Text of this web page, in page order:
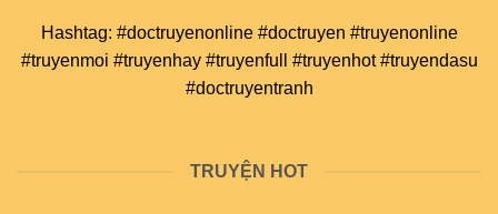
Hashtag: #doctruyenonline #doctruyen #truyenonline
#truyenmoi #truyenhay #truyenfull #truyenhot #truyendasu
#doctruyentranh
TRUYỆN HOT